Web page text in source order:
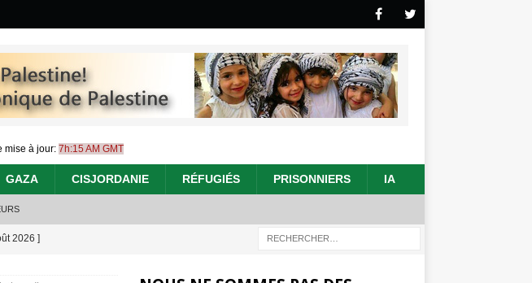
mise à jour: 7h:15 AM GMT
GAZA CISJORDANIE RÉFUGIÉS PRISONNIERS IA
2026 ]